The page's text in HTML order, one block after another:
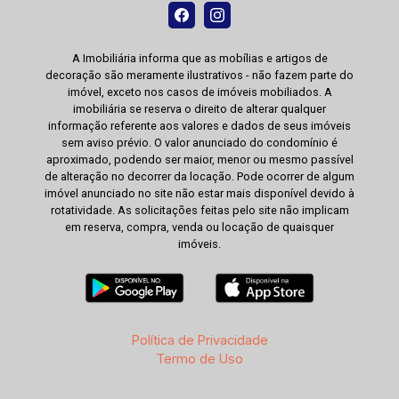
A Imobiliária informa que as mobílias e artigos de
decoração são meramente ilustrativos - não fazem parte do
imóvel, exceto nos casos de imóveis mobiliados. A
imobiliária se reserva o direito de alterar qualquer
informação referente aos valores e dados de seus imóveis
sem aviso prévio. O valor anunciado do condomínio é
aproximado, podendo ser maior, menor ou mesmo passível
de alteração no decorrer da locação. Pode ocorrer de algum
imóvel anunciado no site não estar mais disponível devido à
rotatividade. As solicitações feitas pelo site não implicam
em reserva, compra, venda ou locação de quaisquer
imóveis.
Política de Privacidade
Termo de Uso